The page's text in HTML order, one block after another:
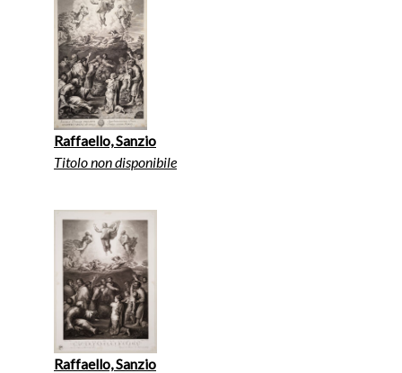
Raffaello, Sanzio
Titolo non disponibile
Raffaello, Sanzio